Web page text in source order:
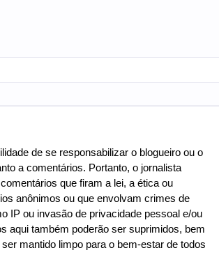
de se responsabilizar o blogueiro ou o
a comentários. Portanto, o jornalista
que firam a lei, a ética ou
anônimos ou que envolvam crimes de
IP ou invasão de privacidade pessoal e/ou
aqui também poderão ser suprimidos, bem
mantido limpo para o bem-estar de todos